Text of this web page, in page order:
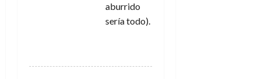
aburrido
sería todo).